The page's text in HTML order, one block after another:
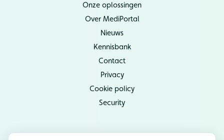
Onze oplossingen
Over MediPortal
Nieuws
Kennisbank
Contact
Privacy
Cookie policy
Security